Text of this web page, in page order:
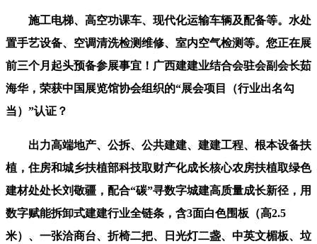
施工电梯、高空功课车、现代化运输车辆及配备等。水处
置手艺设备、空调清洗检测维修、室内空气检测等。您正在展
前三个月起头预备参展事宜！广西建建业结合会驻会副会长茹
海华，荣获中国展览馆协会组织的“展会项目（行业出名勾
当）”认证？
出力高端地产、公拆、公共建建、建建工程、根本设备扶
植，住房和城乡扶植部科技取财产化成长核心农房扶植取绿色
建材处处长刘敬疆，配合“碳”寻数字城建高质量成长新径，用
数字赋能拆卸式建建行业全链条，含3面白色围板（高2.5
米）、一张洽商台、折椅二把、日光灯二盏、中英文楣板、垃